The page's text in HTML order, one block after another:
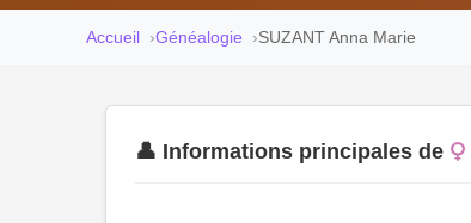
Accueil Généalogie SUZANT Anna Marie
👤 Informations principales de